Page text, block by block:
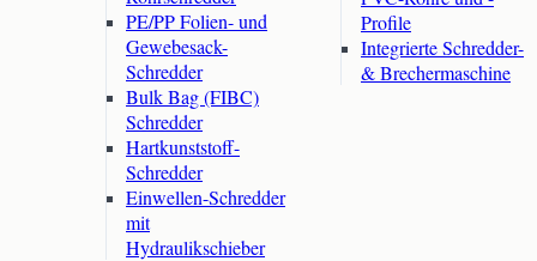
PE/PP Folien- und
Gewebesack-
Schredder
Bulk Bag (FIBC)
Schredder
Hartkunststoff-
Schredder
Einwellen-Schredder
mit
Hydraulikschieber
Profile
Integrierte Schredder-
& Brechermaschine